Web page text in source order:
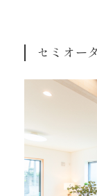
セミオー